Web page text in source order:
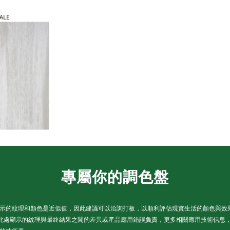
專屬你的調色盤
的紋理和顏色是近似值，因此建議可以洽詢打板，以順利評估現實生活的顏色與效
處顯示的紋理與最終結果之間的差異或產品應用錯誤負責，更多相關應用技術信息